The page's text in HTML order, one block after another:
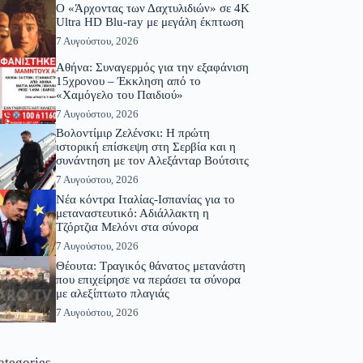
Ο «Άρχοντας των Δαχτυλιδιών» σε 4K
Ultra HD Blu-ray με μεγάλη έκπτωση
7 Αυγούστου, 2026
Αθήνα: Συναγερμός για την εξαφάνιση
15χρονου – Έκκληση από το
«Χαμόγελο του Παιδιού»
7 Αυγούστου, 2026
Βολοντίμιρ Ζελένσκι: Η πρώτη
ιστορική επίσκεψη στη Σερβία και η
συνάντηση με τον Αλεξάνταρ Βούτσιτς
7 Αυγούστου, 2026
Νέα κόντρα Ιταλίας-Ισπανίας για το
μεταναστευτικό: Αδιάλλακτη η
Τζόρτζια Μελόνι στα σύνορα
7 Αυγούστου, 2026
Θέουτα: Τραγικός θάνατος μετανάστη
που επιχείρησε να περάσει τα σύνορα
με αλεξίπτωτο πλαγιάς
7 Αυγούστου, 2026